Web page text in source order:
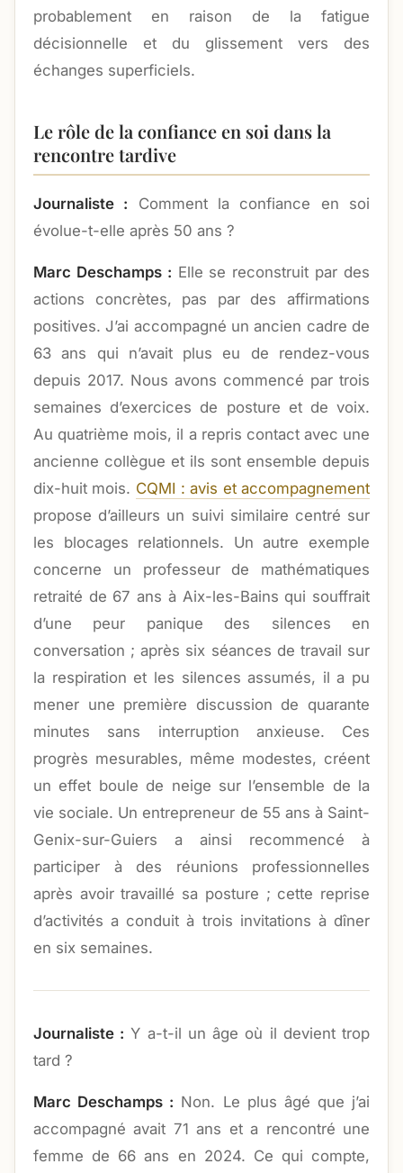
probablement en raison de la fatigue
décisionnelle et du glissement vers des
échanges superficiels.
Le rôle de la confiance en soi dans la
rencontre tardive
Journaliste : Comment la confiance en soi
évolue-t-elle après 50 ans ?
Marc Deschamps : Elle se reconstruit par des
actions concrètes, pas par des affirmations
positives. J’ai accompagné un ancien cadre de
63 ans qui n’avait plus eu de rendez-vous
depuis 2017. Nous avons commencé par trois
semaines d’exercices de posture et de voix.
Au quatrième mois, il a repris contact avec une
ancienne collègue et ils sont ensemble depuis
dix-huit mois. CQMI : avis et accompagnement
propose d’ailleurs un suivi similaire centré sur
les blocages relationnels. Un autre exemple
concerne un professeur de mathématiques
retraité de 67 ans à Aix-les-Bains qui souffrait
d’une peur panique des silences en
conversation ; après six séances de travail sur
la respiration et les silences assumés, il a pu
mener une première discussion de quarante
minutes sans interruption anxieuse. Ces
progrès mesurables, même modestes, créent
un effet boule de neige sur l’ensemble de la
vie sociale. Un entrepreneur de 55 ans à Saint-
Genix-sur-Guiers a ainsi recommencé à
participer à des réunions professionnelles
après avoir travaillé sa posture ; cette reprise
d’activités a conduit à trois invitations à dîner
en six semaines.
Journaliste : Y a-t-il un âge où il devient trop
tard ?
Marc Deschamps : Non. Le plus âgé que j’ai
accompagné avait 71 ans et a rencontré une
femme de 66 ans en 2024. Ce qui compte,